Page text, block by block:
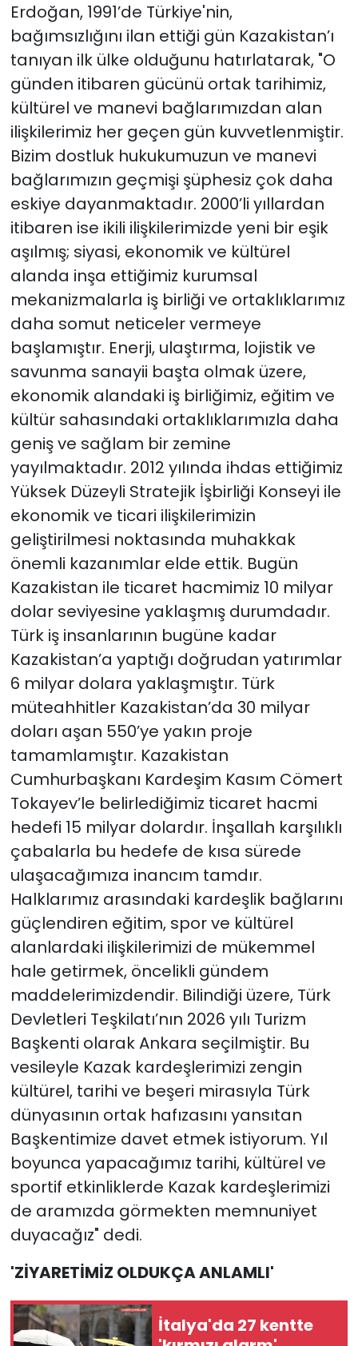
Erdoğan, 1991’de Türkiye'nin,
bağımsızlığını ilan ettiği gün Kazakistan’ı
tanıyan ilk ülke olduğunu hatırlatarak, "O
günden itibaren gücünü ortak tarihimiz,
kültürel ve manevi bağlarımızdan alan
ilişkilerimiz her geçen gün kuvvetlenmiştir.
Bizim dostluk hukukumuzun ve manevi
bağlarımızın geçmişi şüphesiz çok daha
eskiye dayanmaktadır. 2000’li yıllardan
itibaren ise ikili ilişkilerimizde yeni bir eşik
aşılmış; siyasi, ekonomik ve kültürel
alanda inşa ettiğimiz kurumsal
mekanizmalarla iş birliği ve ortaklıklarımız
daha somut neticeler vermeye
başlamıştır. Enerji, ulaştırma, lojistik ve
savunma sanayii başta olmak üzere,
ekonomik alandaki iş birliğimiz, eğitim ve
kültür sahasındaki ortaklıklarımızla daha
geniş ve sağlam bir zemine
yayılmaktadır. 2012 yılında ihdas ettiğimiz
Yüksek Düzeyli Stratejik İşbirliği Konseyi ile
ekonomik ve ticari ilişkilerimizin
geliştirilmesi noktasında muhakkak
önemli kazanımlar elde ettik. Bugün
Kazakistan ile ticaret hacmimiz 10 milyar
dolar seviyesine yaklaşmış durumdadır.
Türk iş insanlarının bugüne kadar
Kazakistan’a yaptığı doğrudan yatırımlar
6 milyar dolara yaklaşmıştır. Türk
müteahhitler Kazakistan’da 30 milyar
doları aşan 550’ye yakın proje
tamamlamıştır. Kazakistan
Cumhurbaşkanı Kardeşim Kasım Cömert
Tokayev’le belirlediğimiz ticaret hacmi
hedefi 15 milyar dolardır. İnşallah karşılıklı
çabalarla bu hedefe de kısa sürede
ulaşacağımıza inancım tamdır.
Halklarımız arasındaki kardeşlik bağlarını
güçlendiren eğitim, spor ve kültürel
alanlardaki ilişkilerimizi de mükemmel
hale getirmek, öncelikli gündem
maddelerimizdendir. Bilindiği üzere, Türk
Devletleri Teşkilatı’nın 2026 yılı Turizm
Başkenti olarak Ankara seçilmiştir. Bu
vesileyle Kazak kardeşlerimizi zengin
kültürel, tarihi ve beşeri mirasıyla Türk
dünyasının ortak hafızasını yansıtan
Başkentimize davet etmek istiyorum. Yıl
boyunca yapacağımız tarihi, kültürel ve
sportif etkinliklerde Kazak kardeşlerimizi
de aramızda görmekten memnuniyet
duyacağız" dedi.
'ZİYARETİMİZ OLDUKÇA ANLAMLI'
İtalya'da 27 kentte